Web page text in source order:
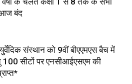
आज बंद
संस्थान को 9वीं बीएएमएस बैच में
100 सीटों पर एनसीआईएसएम की